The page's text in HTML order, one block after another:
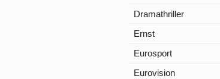
Dramathriller
Ernst
Eurosport
Eurovision